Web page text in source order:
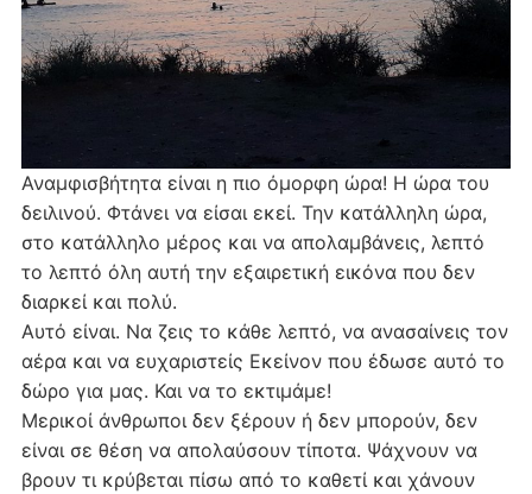
Αναμφισβήτητα είναι η πιο όμορφη ώρα! Η ώρα του
δειλινού. Φτάνει να είσαι εκεί. Την κατάλληλη ώρα,
στο κατάλληλο μέρος και να απολαμβάνεις, λεπτό
το λεπτό όλη αυτή την εξαιρετική εικόνα που δεν
διαρκεί και πολύ.
Αυτό είναι. Να ζεις το κάθε λεπτό, να ανασαίνεις τον
αέρα και να ευχαριστείς Εκείνον που έδωσε αυτό το
δώρο για μας. Και να το εκτιμάμε!
Μερικοί άνθρωποι δεν ξέρουν ή δεν μπορούν, δεν
είναι σε θέση να απολαύσουν τίποτα. Ψάχνουν να
βρουν τι κρύβεται πίσω από το καθετί και χάνουν